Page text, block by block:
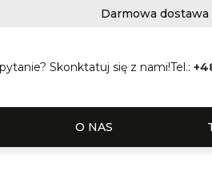
Darmowa dostawa
Skonktatuj się z nami!Tel.:
O NAS